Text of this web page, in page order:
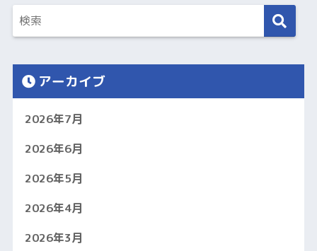
アーカイブ
2026年7月
2026年6月
2026年5月
2026年4月
2026年3月